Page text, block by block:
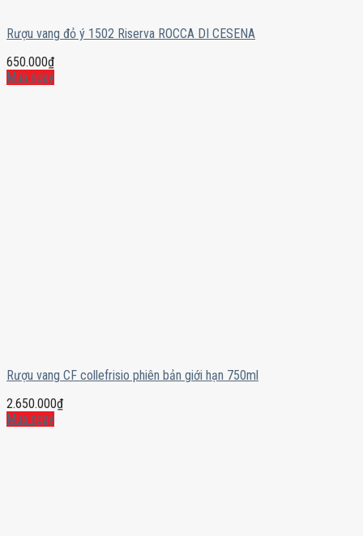
Rượu vang đỏ ý 1502 Riserva ROCCA DI CESENA
650.000₫
Mua ngay
Rượu vang CF collefrisio phiên bản giới hạn 750ml
2.650.000₫
Mua ngay